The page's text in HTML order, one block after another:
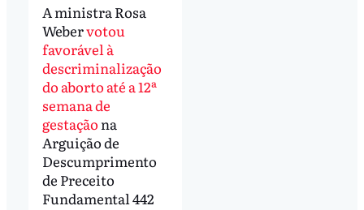
A ministra Rosa
Webervotou
favorável à
descriminalização
do aborto até a 12ª
semana de
gestação na
Arguição de
Descumprimento
de Preceito
Fundamental 442